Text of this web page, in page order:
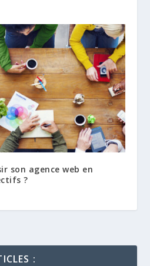
son agence web en
?
: